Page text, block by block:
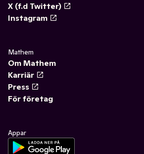
X (f.d Twitter)
Instagram
Mathem
Om Mathem
Karriär
Press
För företag
Appar